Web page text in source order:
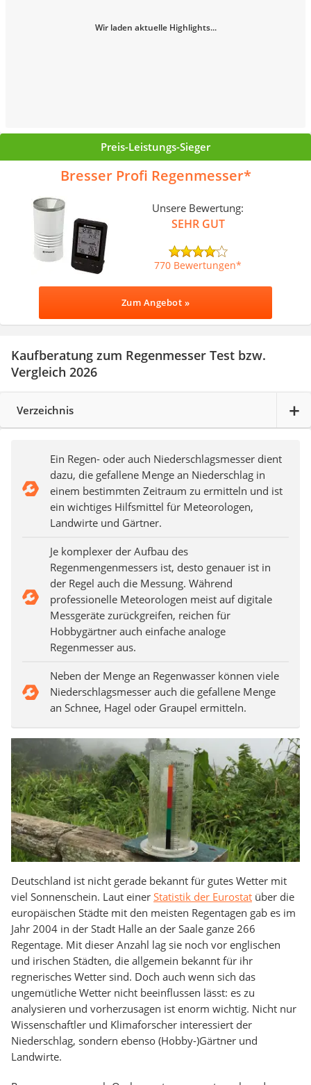
Wir laden aktuelle Highlights...
Preis-Leistungs-Sieger
Bresser Profi Regenmesser
Unsere Bewertung:
SEHR GUT
770 Bewertungen
Zum Angebot »
Kaufberatung zum Regenmesser Test bzw.
Vergleich 2026
Verzeichnis
Ein Regen- oder auch Niederschlagsmesser dient
dazu, die gefallene Menge an Niederschlag in
einem bestimmten Zeitraum zu ermitteln und ist
ein wichtiges Hilfsmittel für Meteorologen,
Landwirte und Gärtner.
Je komplexer der Aufbau des
Regenmengenmessers ist, desto genauer ist in
der Regel auch die Messung. Während
professionelle Meteorologen meist auf digitale
Messgeräte zurückgreifen, reichen für
Hobbygärtner auch einfache analoge
Regenmesser aus.
Neben der Menge an Regenwasser können viele
Niederschlagsmesser auch die gefallene Menge
an Schnee, Hagel oder Graupel ermitteln.
Deutschland ist nicht gerade bekannt für gutes Wetter mit
viel Sonnenschein. Laut einer Statistik der Eurostat über die
europäischen Städte mit den meisten Regentagen gab es im
Jahr 2004 in der Stadt Halle an der Saale ganze 266
Regentage. Mit dieser Anzahl lag sie noch vor englischen
und irischen Städten, die allgemein bekannt für ihr
regnerisches Wetter sind. Doch auch wenn sich das
ungemütliche Wetter nicht beeinflussen lässt: es zu
analysieren und vorherzusagen ist enorm wichtig. Nicht nur
Wissenschaftler und Klimaforscher interessiert der
Niederschlag, sondern ebenso (Hobby-)Gärtner und
Landwirte.